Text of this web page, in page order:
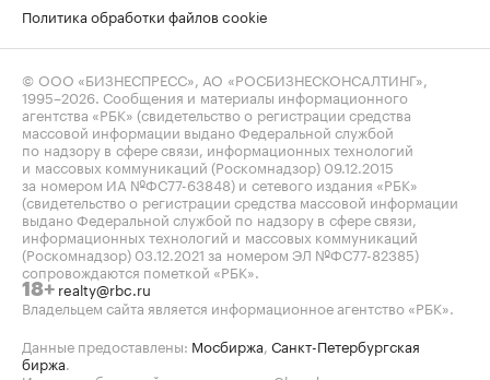
Политика обработки файлов cookie
© ООО «БИЗНЕСПРЕСС», АО «РОСБИЗНЕСКОНСАЛТИНГ»,
1995–2026. Сообщения и материалы информационного
агентства «РБК» (свидетельство о регистрации средства
массовой информации выдано Федеральной службой
по надзору в сфере связи, информационных технологий
и массовых коммуникаций (Роскомнадзор) 09.12.2015
за номером ИА №ФС77-63848) и сетевого издания «РБК»
(свидетельство о регистрации средства массовой информации
выдано Федеральной службой по надзору в сфере связи,
информационных технологий и массовых коммуникаций
(Роскомнадзор) 03.12.2021 за номером ЭЛ №ФС77-82385)
сопровождаются пометкой «РБК».
18+ realty@rbc.ru
Владельцем сайта является информационное агентство «РБК».
Данные предоставлены: Мосбиржа, Санкт-Петербургская
биржа.